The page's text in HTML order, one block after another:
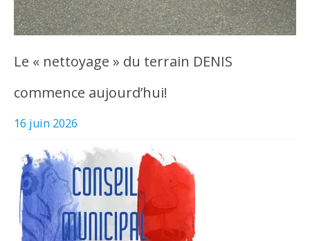
Le « nettoyage » du terrain DENIS
commence aujourd’hui!
16 juin 2026